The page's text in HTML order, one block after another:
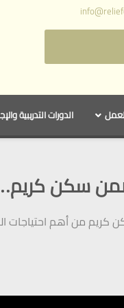
الدورات التدريبية
ضمن سكن
كريم من أهم